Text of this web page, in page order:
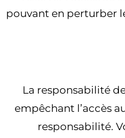
pouvant en perturber
La responsabilité
empêchant l’accès
responsabilité.